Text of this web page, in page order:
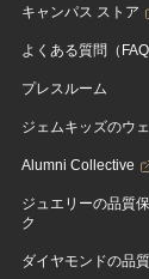
キャンパス ストア
よくある質問（FAQ
プレスルーム
ジェムキッズのウ
Alumni Collective
ジュエリーの品質
ク
ダイヤモンドの品